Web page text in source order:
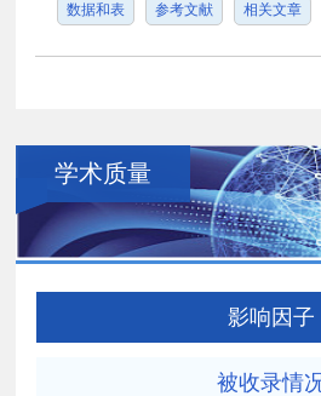
数据和表 参考文献 相关文章
学术质量
影响因子
被收录情